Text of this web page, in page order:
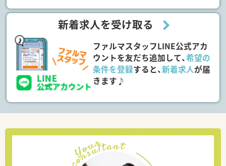
新着求人を受け取る
ファルマスタッフLINE公式アカ
ウントを友だち追加して、希望の
条件を登録すると、新着求人が届
きます♪